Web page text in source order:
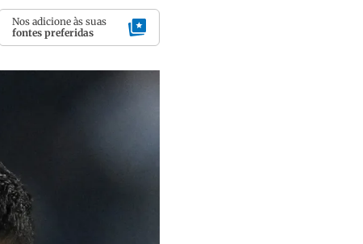
Nos adicione às suas
fontes preferidas